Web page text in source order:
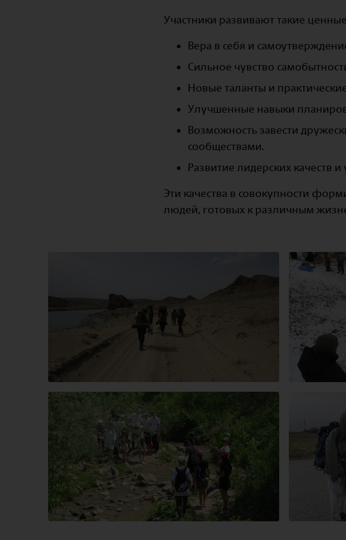
Участники развивают такие ценные
Вера в себя и
Сильное чувство
Новые таланты и
Улучшенные навыки
Возможность завести
сообществами.
Развитие лидерских качеств
Эти качества в совокупности
людей, готовых к различным